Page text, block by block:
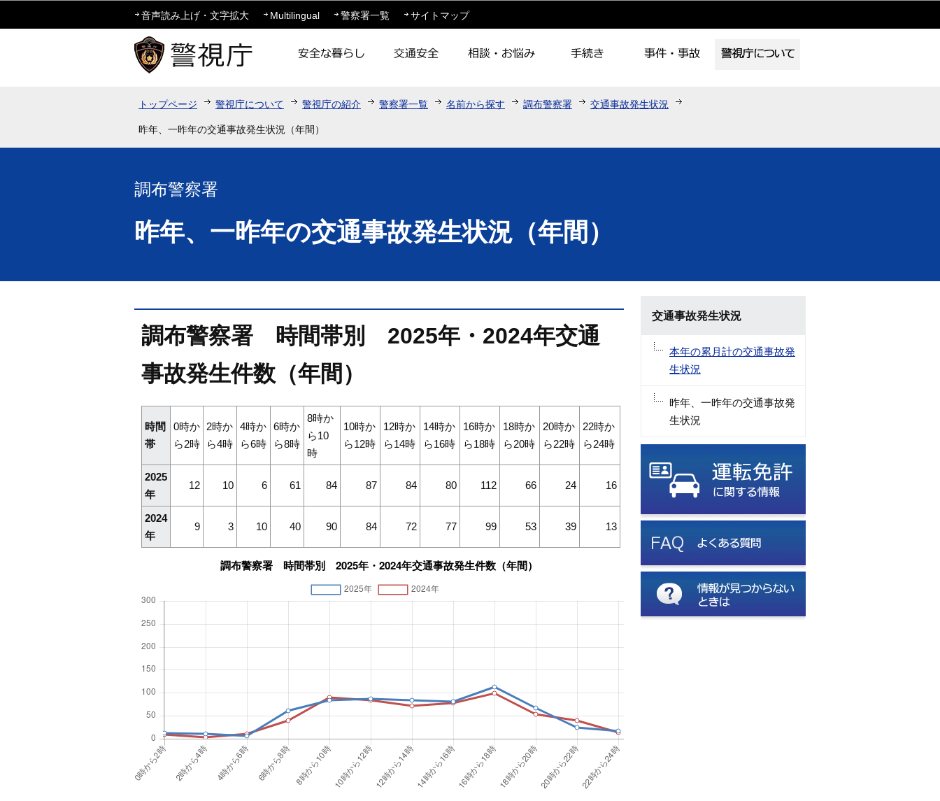
このページの本文へ移動
音声読み上げ・文字拡大 Multilingual 警察署一覧 サイトマップ
トップページ 警視庁について 警視庁の紹介 警察署一覧 名前から探す 調布警察署 交通事故発生状況
昨年、一昨年の交通事故発生状況（年間）
調布警察署
昨年、一昨年の交通事故発生状況（年間）
調布警察署 時間帯別 2025年・2024年交通
事故発生件数（年間）
時間
帯
0時か
ら2時
2時か
ら4時
4時か
ら6時
6時か
ら8時
8時か
ら10
時
10時か
ら12時
12時か
ら14時
14時か
ら16時
16時か
ら18時
18時か
ら20時
20時か
ら22時
22時か
ら24時
2025
年
12 10 6 61 84 87 84 80 112 66 24 16
2024
年
9 3 10 40 90 84 72 77 99 53 39 13
交通事故発生状況
本年の累月計の交通事故発
生状況
昨年、一昨年の交通事故発
生状況